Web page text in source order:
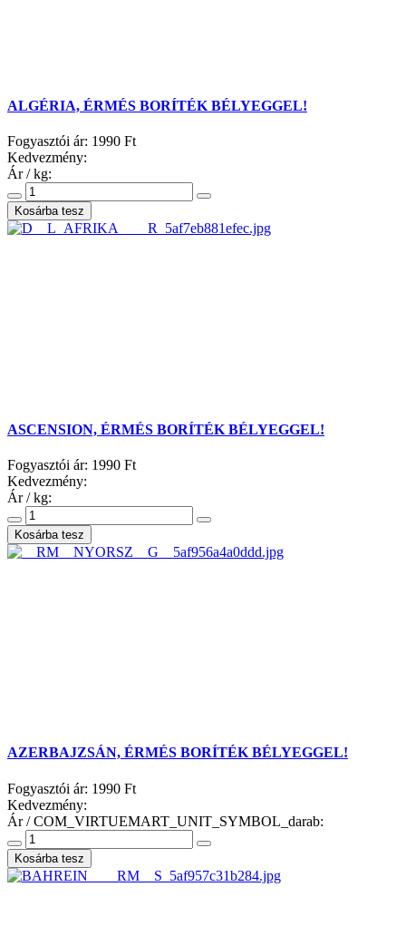
ALGÉRIA, ÉRMÉS BORÍTÉK BÉLYEGGEL!
Fogyasztói ár: 1990 Ft
Kedvezmény:
Ár / kg:
ASCENSION, ÉRMÉS BORÍTÉK BÉLYEGGEL!
Fogyasztói ár: 1990 Ft
Kedvezmény:
Ár / kg:
AZERBAJZSÁN, ÉRMÉS BORÍTÉK BÉLYEGGEL!
Fogyasztói ár: 1990 Ft
Kedvezmény:
Ár / COM_VIRTUEMART_UNIT_SYMBOL_darab: